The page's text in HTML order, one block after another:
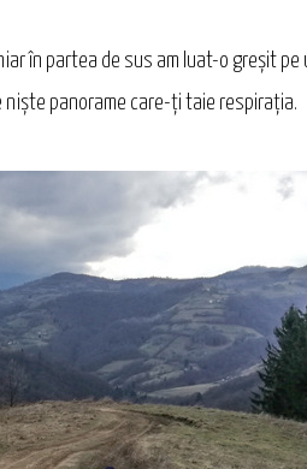
în partea de sus am luat-o greșit
panorame care-ți taie respirația.